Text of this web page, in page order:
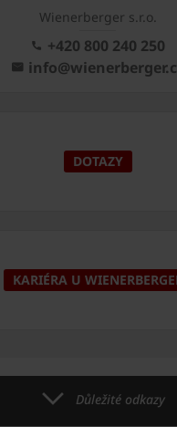
Wienerberger s.r.o.
+420 800 240 250
DOTAZY
KARIÉRA U
Důležité odkazy